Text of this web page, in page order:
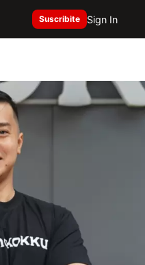
Suscribite Sign In